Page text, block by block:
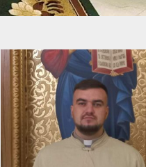
о. Віталій Павлюк